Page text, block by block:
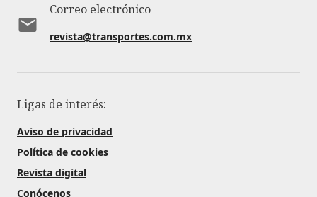
Correo electrónico
revista@transportes.com.mx
Ligas de interés:
Aviso de privacidad
Política de cookies
Revista digital
Conócenos